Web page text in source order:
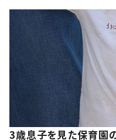
3歳息子を見た保育園